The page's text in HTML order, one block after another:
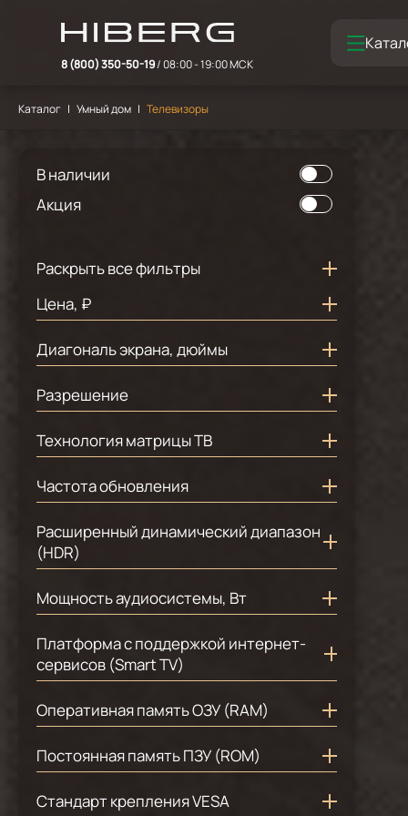
8 (800) 350-50-19/ 08:00 - 19:00 МСК
Каталог Умный дом Телевизоры
В наличии
Акция
Раскрыть все фильтры
Цена, ₽
Диагональ экрана, дюймы
43
502
553
651
752
Разрешение
3840x2160 4K
Технология матрицы ТВ
VA
Частота обновления
50 Гц
60 Гц
Расширенный динамический диапазон
(HDR)
Да
Мощность аудиосистемы, Вт
16
207
Платформа с поддержкой интернет-
сервисов (Smart TV)
Да
Оперативная память ОЗУ (RAM)
1,5 ГБ
Постоянная память ПЗУ (ROM)
8 ГБ
Стандарт крепления VESA